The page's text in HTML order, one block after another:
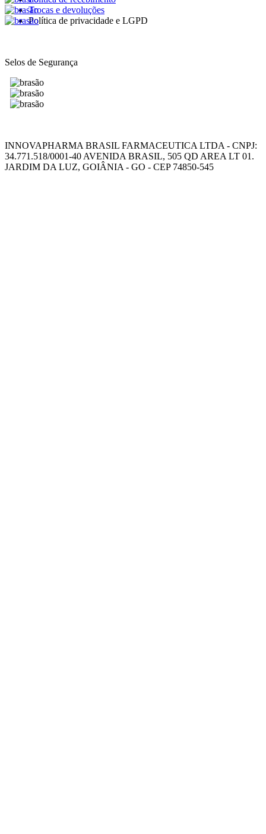
Trocas e devoluções
Política de privacidade e LGPD
Selos de Segurança
INNOVAPHARMA BRASIL FARMACEUTICA LTDA - CNPJ:
34.771.518/0001-40 AVENIDA BRASIL, 505 QD AREA LT 01.
JARDIM DA LUZ, GOIÂNIA - GO - CEP 74850-545